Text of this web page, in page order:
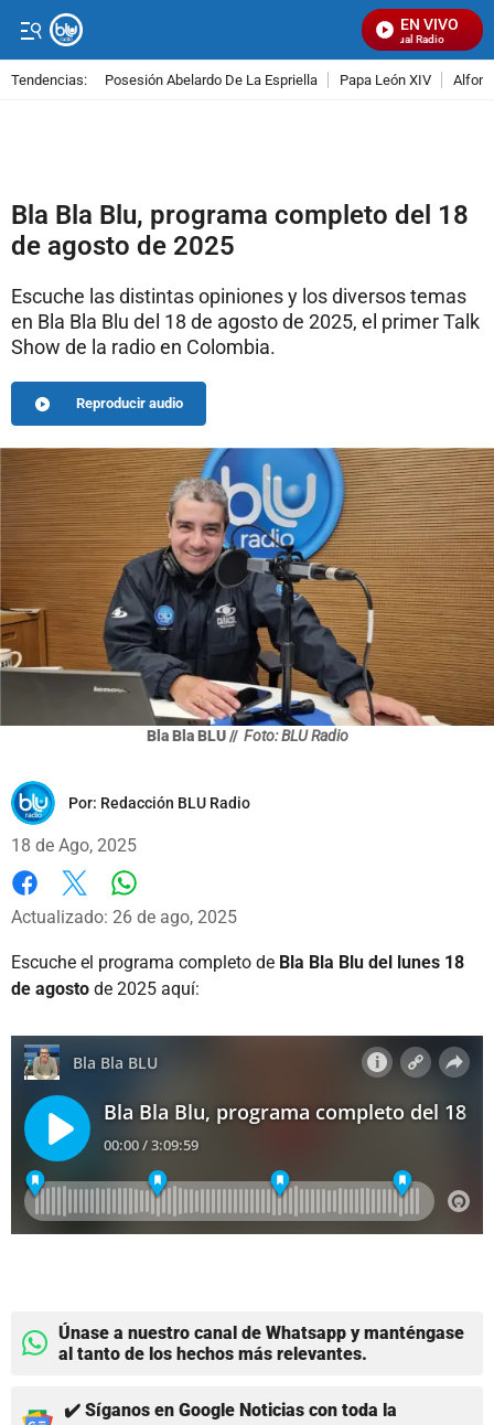
EN VIVO
Señal Visual Radio
Tendencias: Posesión Abelardo De La Espriella Papa León XIV
Bla Bla Blu, programa completo del 18
de agosto de 2025
Escuche las distintas opiniones y los diversos temas
en Bla Bla Blu del 18 de agosto de 2025, el primer Talk
Show de la radio en Colombia.
Reproducir audio
Bla Bla BLU // Foto: BLU Radio
Por: Redacción BLU Radio
18 de Ago, 2025
Facebook
X
Actualizado: 26 de ago, 2025
Escuche el programa completo de Bla Bla Blu del lunes 18
de agosto de 2025 aquí:
Únase a nuestro canal de Whatsapp y manténgase
al tanto de los hechos más relevantes.
✔️ Síganos en Google Noticias con toda la